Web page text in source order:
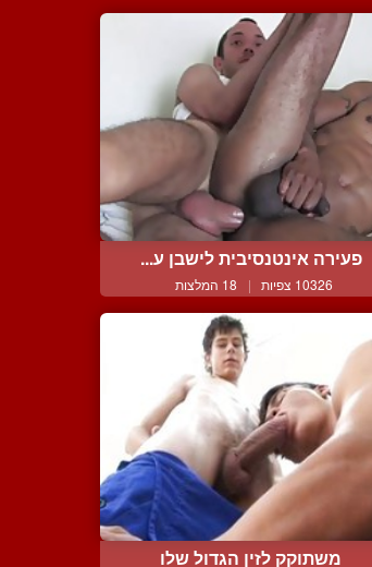
פעירה אינטנסיבית לישבן ע...
10326 צפיות | 18 המלצות
משתוקק לזין הגדול שלו